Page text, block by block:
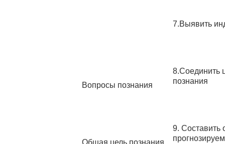
7.Выявить
Вопросы познания
8.Соединить
познания
9. Составить